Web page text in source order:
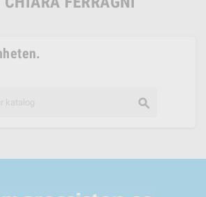
search